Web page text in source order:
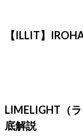
【ILLIT】
LIMELIGHT（
底解説